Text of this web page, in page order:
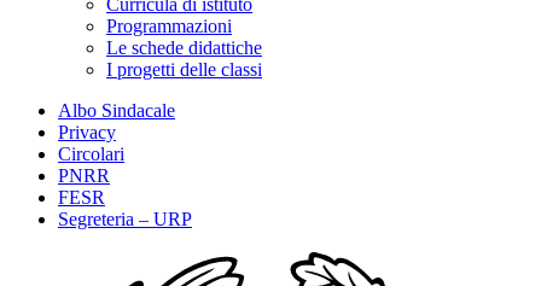
Curricula di istituto
Programmazioni
Le schede didattiche
I progetti delle classi
Albo Sindacale
Privacy
Circolari
PNRR
FESR
Segreteria – URP